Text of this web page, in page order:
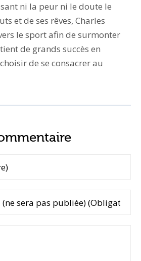
ni la peur ni le doute le
et de ses rêves, Charles
le sport afin de surmonter
de grands succès en
de se consacrer au